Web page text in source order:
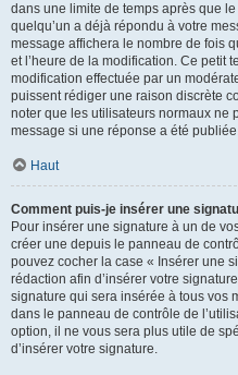
dans une limite de temps après que
quelqu’un a déjà répondu à votre
message affichera le nombre de fois
et l’heure de la modification. Ce petit
modification effectuée par un
puissent rédiger une raison discrète
noter que les utilisateurs normaux ne
message si une réponse a été
Haut
Comment puis-je insérer une
Pour insérer une signature à un de
créer une depuis le panneau de
pouvez cocher la case « Insérer une
rédaction afin d’insérer votre
signature qui sera insérée à tous vos
dans le panneau de contrôle de
option, il ne vous sera plus utile de
d’insérer votre signature.